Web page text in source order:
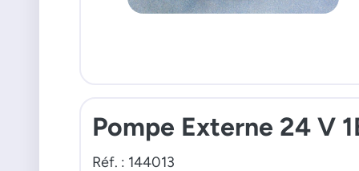
Pompe Externe 24 V
Réf. : 144013